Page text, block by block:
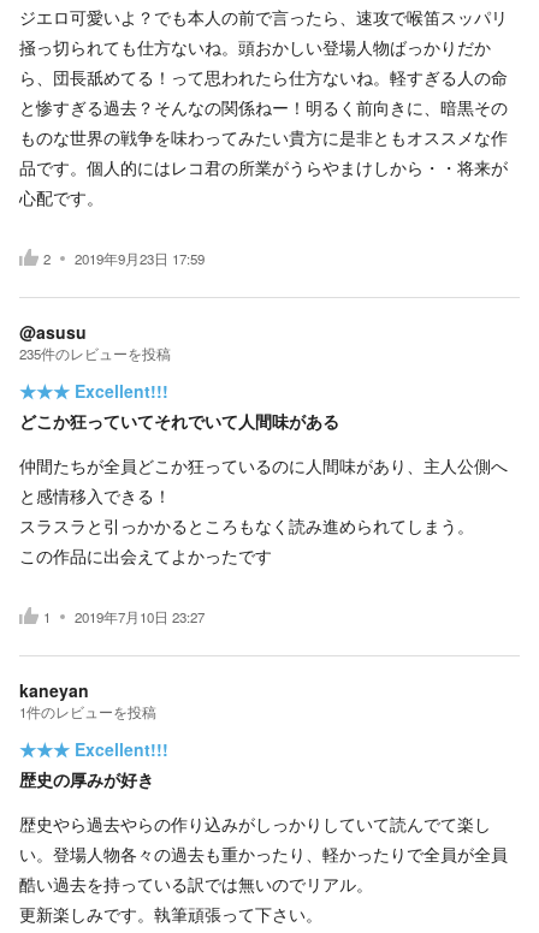
ジエロ可愛いよ？でも本人の前で言ったら、速攻で喉笛スッパリ
掻っ切られても仕方ないね。頭おかしい登場人物ばっかりだか
ら、団長舐めてる！って思われたら仕方ないね。軽すぎる人の命
と惨すぎる過去？そんなの関係ねー！明るく前向きに、暗黒その
ものな世界の戦争を味わってみたい貴方に是非ともオススメな作
品です。個人的にはレコ君の所業がうらやまけしから・・将来が
心配です。
2 2019年9月23日 17:59
@asusu
235件のレビューを投稿
★★★ Excellent!!!
どこか狂っていてそれでいて人間味がある
仲間たちが全員どこか狂っているのに人間味があり、主人公側へ
と感情移入できる！
スラスラと引っかかるところもなく読み進められてしまう。
この作品に出会えてよかったです
1 2019年7月10日 23:27
kaneyan
1件のレビューを投稿
★★★ Excellent!!!
歴史の厚みが好き
歴史やら過去やらの作り込みがしっかりしていて読んでて楽し
い。登場人物各々の過去も重かったり、軽かったりで全員が全員
酷い過去を持っている訳では無いのでリアル。
更新楽しみです。執筆頑張って下さい。